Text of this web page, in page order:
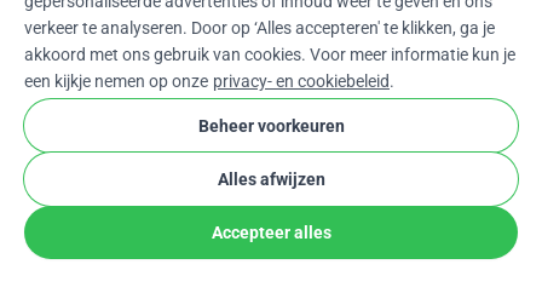
Doneren is één manier om bij te dragen. Maar als
u echt impact wilt maken, kunt u ook zelf een
inzamelingsactie starten voor het natuur goed
doel van uw keuze — voor uw verjaardag, een
wandeltocht of een bedrijfsevenement.
WhyDonate rekent 0% platformkosten;
verkeer te analyseren. Door op ‘Alles accepteren' te klikken, ga je
akkoord met ons gebruik van cookies. Voor meer informatie kun je
een kijkje nemen op onze privacy- en cookiebeleid.
Beheer voorkeuren
Alles afwijzen
Accepteer alles